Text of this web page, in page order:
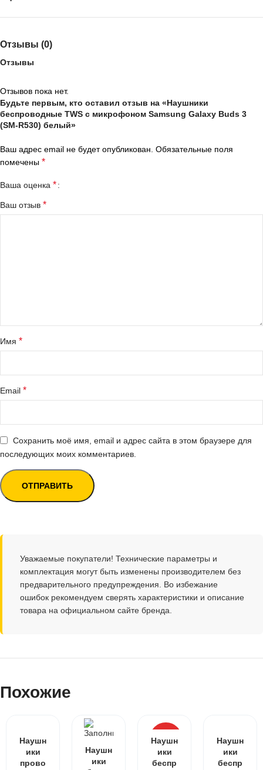
Отзывы (0)
Отзывы
Отзывов пока нет.
Будьте первым, кто оставил отзыв на «Наушники
беспроводные TWS с микрофоном Samsung Galaxy Buds 3
(SM-R530) белый»
Ваш адрес email не будет опубликован. Обязательные поля
помечены *
Ваша оценка *
Ваш отзыв *
Имя *
Email *
Сохранить моё имя, email и адрес сайта в этом браузере для
последующих моих комментариев.
Уважаемые покупатели! Технические параметры и
комплектация могут быть изменены производителем без
предварительного предупреждения. Во избежание
ошибок рекомендуем сверять характеристики и описание
товара на официальном сайте бренда.
Похожие
Наушн
ики
прово
Наушн
ики
ХИТ
Наушн
ики
беспр
Наушн
ики
беспр